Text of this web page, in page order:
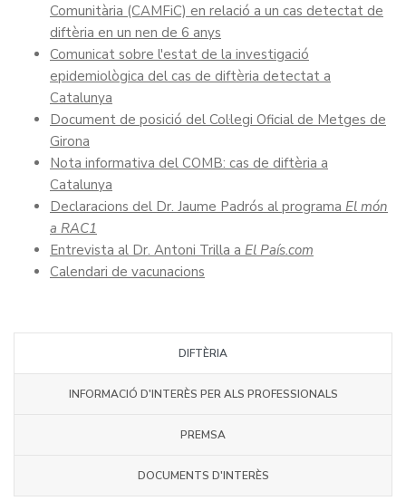
Comunitària (CAMFiC) en relació a un cas detectat de
diftèria en un nen de 6 anys
Comunicat sobre l'estat de la investigació
epidemiològica del cas de diftèria detectat a
Catalunya
Document de posició del Col·legi Oficial de Metges de
Girona
Nota informativa del COMB: cas de diftèria a
Catalunya
Declaracions del Dr. Jaume Padrós al programa El món
a RAC1
Entrevista al Dr. Antoni Trilla a El País.com
Calendari de vacunacions
DIFTÈRIA
INFORMACIÓ D'INTERÈS PER ALS PROFESSIONALS
PREMSA
DOCUMENTS D'INTERÈS